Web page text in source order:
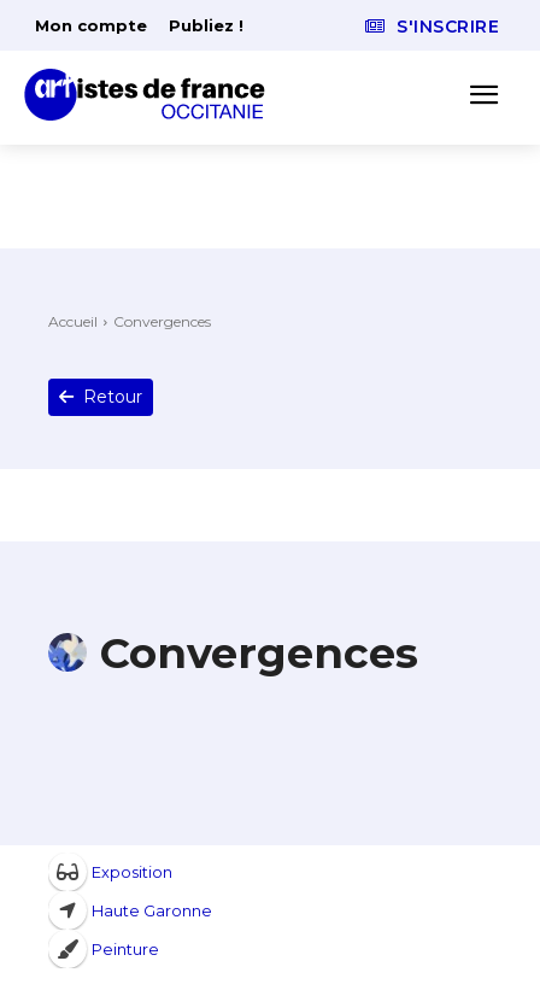
Mon compte Publiez ! S'INSCRIRE
Accueil Convergences
Retour
Convergences
Exposition
Haute Garonne
Peinture